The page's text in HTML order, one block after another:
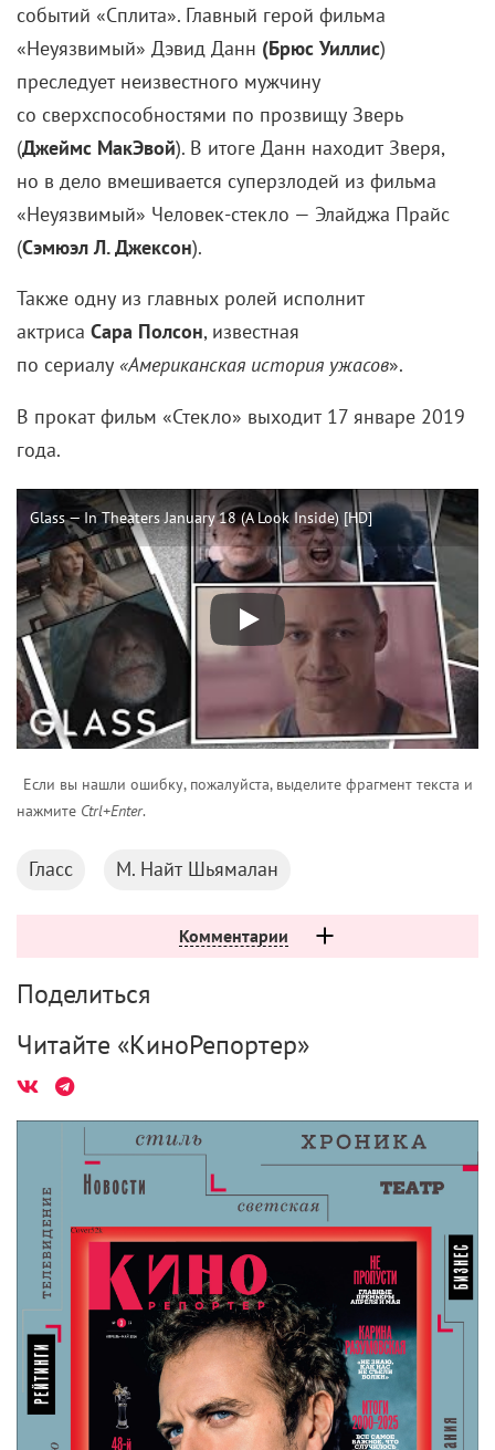
событий «Сплита». Главный герой фильма
«Неуязвимый» Дэвид Данн (Брюс Уиллис)
преследует неизвестного мужчину
со сверхспособностями по прозвищу Зверь
(Джеймс МакЭвой). В итоге Данн находит Зверя,
но в дело вмешивается суперзлодей из фильма
«Неуязвимый» Человек-стекло — Элайджа Прайс
(Сэмюэл Л. Джексон).
Также одну из главных ролей исполнит
актриса Сара Полсон, известная
по сериалу «Американская история ужасов».
В прокат фильм «Стекло» выходит 17 январе 2019
года.
Glass — In Theaters January 18 (A Look Inside) [HD]
Если вы нашли ошибку, пожалуйста, выделите фрагмент текста и
нажмите Ctrl+Enter.
Гласс М. Найт Шьямалан
Комментарии
Поделиться
Читайте «КиноРепортер»